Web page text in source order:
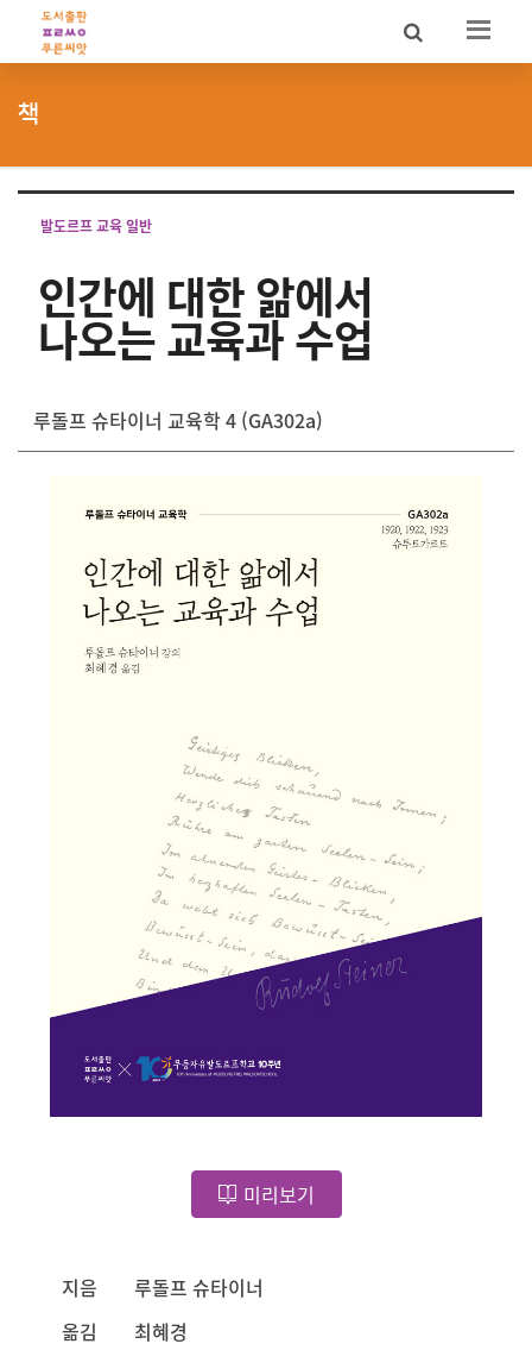
책
발도르프 교육 일반
인간에 대한 앎에서
나오는 교육과 수업
루돌프 슈타이너 교육학 4 (GA302a)
미리보기
지음
루돌프 슈타이너
옮김
최혜경